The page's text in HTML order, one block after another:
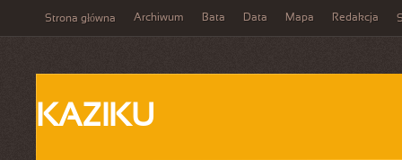
Strona główna Archiwum Bata Data Mapa Redakcja
KAZIKU